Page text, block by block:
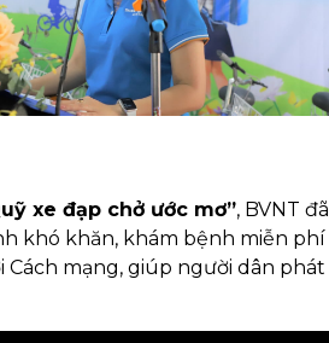
xe đạp chở ước mơ”, BVNT đã
khó khăn, khám bệnh miễn phí
Cách mạng, giúp người dân phát